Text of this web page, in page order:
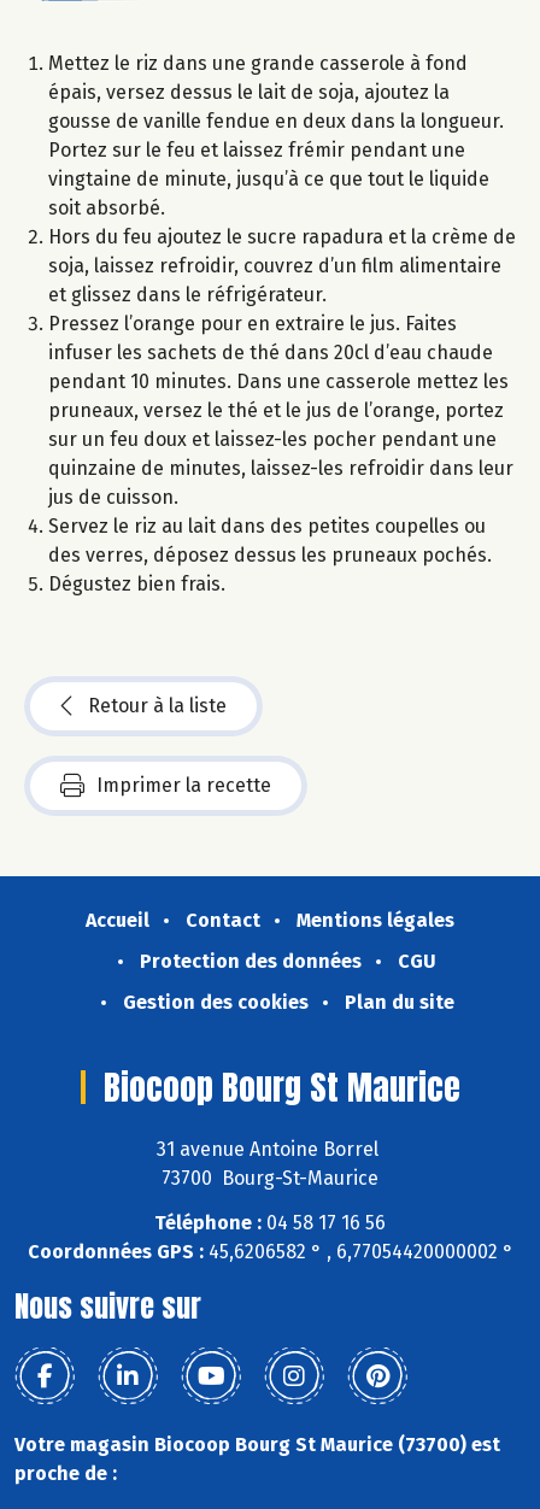
Mettez le riz dans une grande casserole à fond
épais, versez dessus le lait de soja, ajoutez la
gousse de vanille fendue en deux dans la longueur.
Portez sur le feu et laissez frémir pendant une
vingtaine de minute, jusqu’à ce que tout le liquide
soit absorbé.
Hors du feu ajoutez le sucre rapadura et la crème de
soja, laissez refroidir, couvrez d’un film alimentaire
et glissez dans le réfrigérateur.
Pressez l’orange pour en extraire le jus. Faites
infuser les sachets de thé dans 20cl d’eau chaude
pendant 10 minutes. Dans une casserole mettez les
pruneaux, versez le thé et le jus de l’orange, portez
sur un feu doux et laissez-les pocher pendant une
quinzaine de minutes, laissez-les refroidir dans leur
jus de cuisson.
Servez le riz au lait dans des petites coupelles ou
des verres, déposez dessus les pruneaux pochés.
Dégustez bien frais.
Retour à la liste
Imprimer la recette
Accueil Contact
Mentions légales
Protection des données
CGU
Gestion des cookies
Plan du site
Biocoop Bourg St Maurice
31 avenue Antoine Borrel
73700 Bourg-St-Maurice
Téléphone : 04 58 17 16 56
Coordonnées GPS :45,6206582 ° , 6,77054420000002 °
Nous suivre sur
Votre magasin Biocoop Bourg St Maurice (73700) est
proche de :